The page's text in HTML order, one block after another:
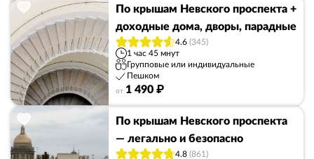
По крышам Невского проспекта +
доходные дома, дворы, парадные
4.6 (345)
1 час 45 мнут
Групповые или индивидуальные
Пешком
от 1 490 ₽
По крышам Невского проспекта
— легально и безопасно
4.8 (861)